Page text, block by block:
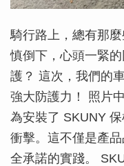
騎行路上，總有那
慎倒下，心頭一緊
護？ 這次，我們的
強大防護力！ 照片
為安裝了 SKUNY
衝擊。這不僅是產
全承諾的實踐。